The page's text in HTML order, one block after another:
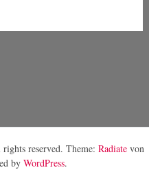
reserved. Theme: Radiatevon
by WordPress.